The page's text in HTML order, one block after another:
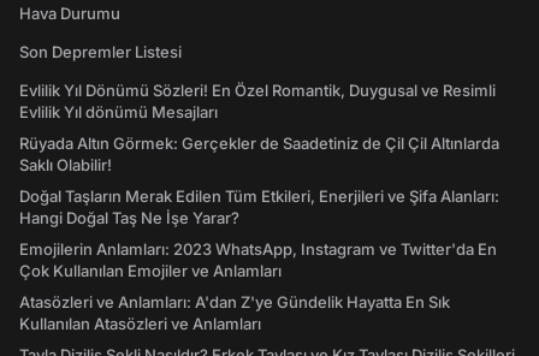
Hava Durumu
Son Depremler Listesi
Evlilik Yıl Dönümü Sözleri! En Özel Romantik, Duygusal ve Resimli
Evlilik Yıl dönümü Mesajları
Rüyada Altın Görmek: Gerçekler de Saadetiniz de Çil Çil Altınlarda
Saklı Olabilir!
Doğal Taşların Merak Edilen Tüm Etkileri, Enerjileri ve Şifa Alanları:
Hangi Doğal Taş Ne İşe Yarar?
Emojilerin Anlamları: 2023 WhatsApp, Instagram ve Twitter'da En
Çok Kullanılan Emojiler ve Anlamları
Atasözleri ve Anlamları: A'dan Z'ye Gündelik Hayatta En Sık
Kullanılan Atasözleri ve Anlamları